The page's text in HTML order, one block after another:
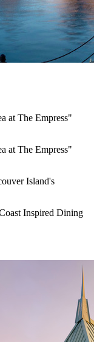
at The Empress"
at The Empress"
Island's
Inspired Dining